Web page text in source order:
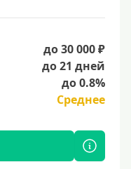
до 30 000 ₽
до 21 дней
до 0.8%
Среднее